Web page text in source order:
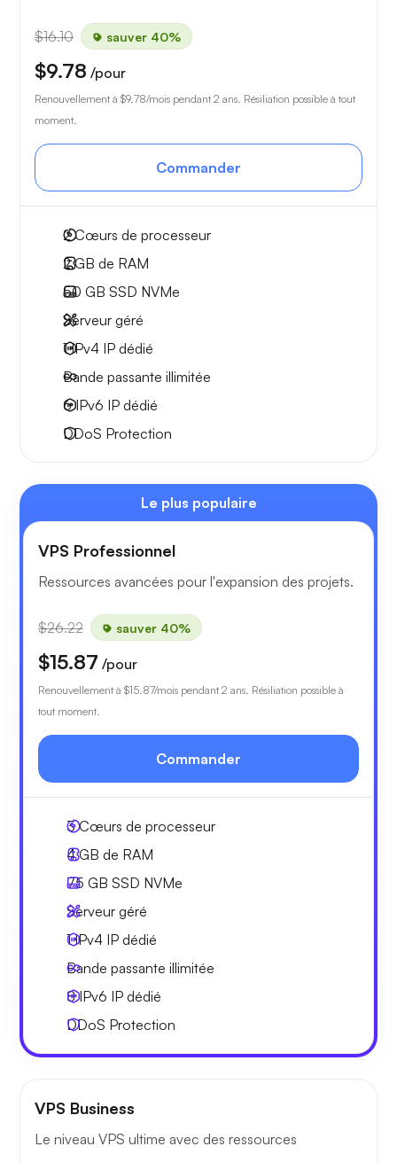
$16.10 sauver 40%
$9.78 /pour
Renouvellement à $9.78/mois pendant 2 ans. Résiliation possible à tout
moment.
Commander
2Cœurs de processeur
2 GB de RAM
50 GB SSD NVMe
Serveur géré
1 IPv4 IP dédié
Bande passante illimitée
6 IPv6 IP dédié
DDoS Protection
Le plus populaire
VPS Professionnel
Ressources avancées pour l'expansion des projets.
$26.22 sauver 40%
$15.87 /pour
Renouvellement à $15.87/mois pendant 2 ans. Résiliation possible à
tout moment.
Commander
3Cœurs de processeur
4 GB de RAM
75 GB SSD NVMe
Serveur géré
1 IPv4 IP dédié
Bande passante illimitée
8 IPv6 IP dédié
DDoS Protection
VPS Business
Le niveau VPS ultime avec des ressources